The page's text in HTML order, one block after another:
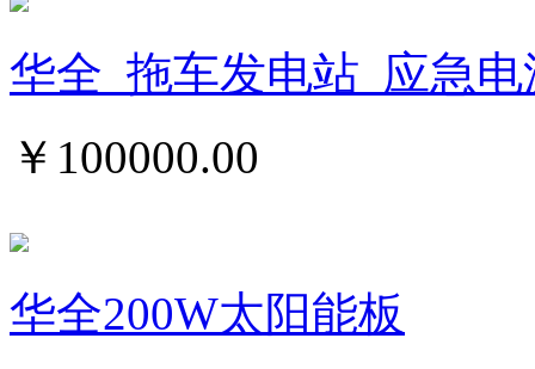
华全_拖车发电站_应急
￥ 100000.00
华全200W太阳能板